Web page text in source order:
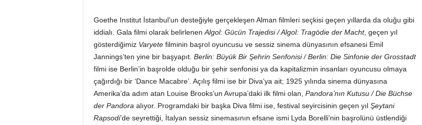
Goethe Institut İstanbul’un desteğiyle gerçekleşen Alman filmleri seçkisi geçen yıllarda da oluğu gibi
iddialı. Gala filmi olarak belirlenen Algol: Gücün Trajedisi / Algol: Tragödie der Macht, geçen yıl
gösterdiğimiz Varyetefilminin başrol oyuncusu ve sessiz sinema dünyasının efsanesi Emil
Jannings’ten yine bir başyapıt. Berlin: Büyük Bir Şehrin Senfonisi / Berlin: Die Sinfonie der Grosstadt
filmi ise Berlin’in başrolde olduğu bir şehir senfonisi ya da kapitalizmin insanları oyuncusu olmaya
çağırdığı bir ‘Dance Macabre’. Açılış filmi ise bir Diva’ya ait; 1925 yılında sinema dünyasına
Amerika’da adım atan Louise Brooks’un Avrupa’daki ilk filmi olan, Pandora’nın Kutusu / Die Büchse
der Pandora alıyor. Programdaki bir başka Diva filmi ise, festival seyircisinin geçen yıl Şeytani
Rapsodi’de seyrettiği, İtalyan sessiz sinemasının efsane ismi Lyda Borelli’nin başrolünü üstlendiği